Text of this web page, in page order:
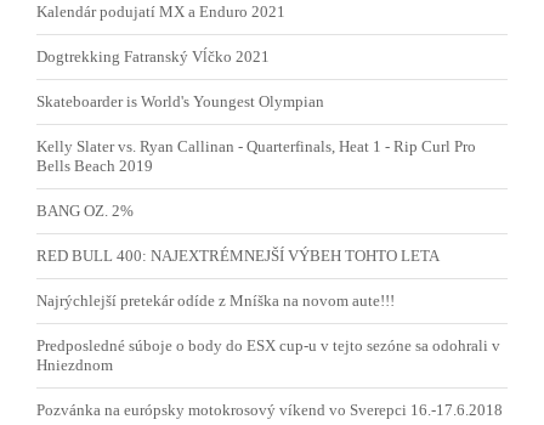
Kalendár podujatí MX a Enduro 2021
Dogtrekking Fatranský Vĺčko 2021
Skateboarder is World's Youngest Olympian
Kelly Slater vs. Ryan Callinan - Quarterfinals, Heat 1 - Rip Curl Pro
Bells Beach 2019
BANG OZ. 2%
RED BULL 400: NAJEXTRÉMNEJŠÍ VÝBEH TOHTO LETA
Najrýchlejší pretekár odíde z Mníška na novom aute!!!
Predposledné súboje o body do ESX cup-u v tejto sezóne sa odohrali v
Hniezdnom
Pozvánka na európsky motokrosový víkend vo Sverepci 16.-17.6.2018